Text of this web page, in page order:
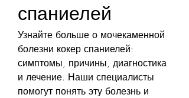
спаниелей
Узнайте больше о мочекаменной
болезни кокер спаниелей:
симптомы, причины, диагностика
и лечение. Наши специалисты
помогут понять эту болезнь и